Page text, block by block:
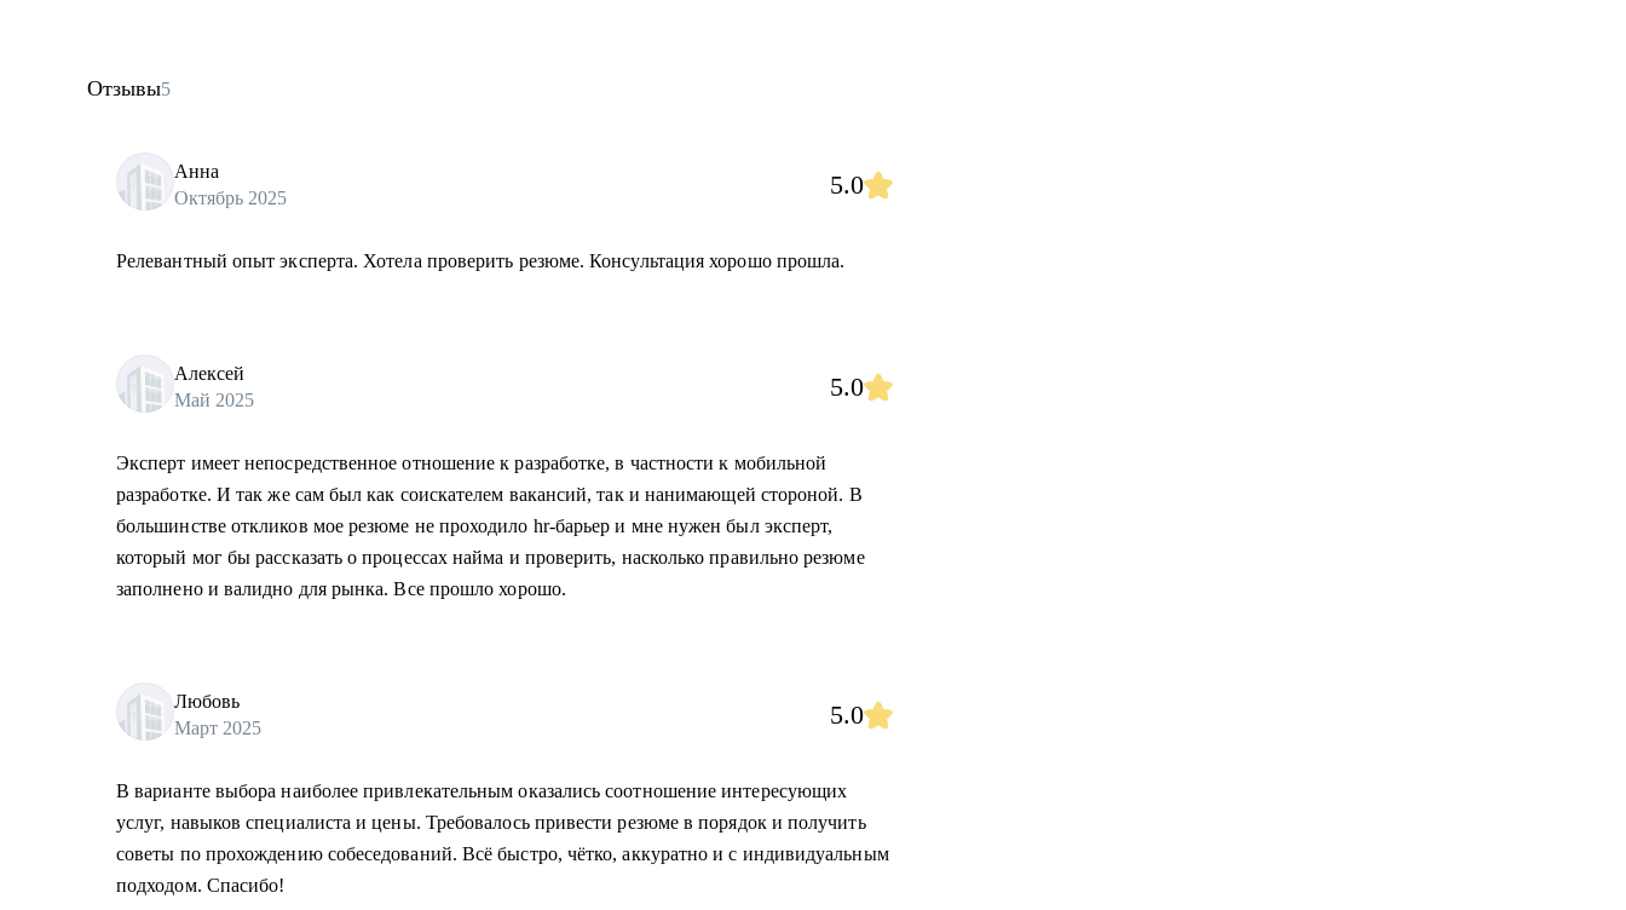
Отзывы5
Анна
Октябрь 2025
5.0
Релевантный опыт эксперта. Хотела проверить резюме. Консультация хорошо прошла.
Алексей
Май 2025
5.0
Эксперт имеет непосредственное отношение к разработке, в частности к мобильной
разработке. И так же сам был как соискателем вакансий, так и нанимающей стороной. В
большинстве откликов мое резюме не проходило hr-барьер и мне нужен был эксперт,
который мог бы рассказать о процессах найма и проверить, насколько правильно резюме
заполнено и валидно для рынка. Все прошло хорошо.
Любовь
Март 2025
5.0
В варианте выбора наиболее привлекательным оказались соотношение интересующих
услуг, навыков специалиста и цены. Требовалось привести резюме в порядок и получить
советы по прохождению собеседований. Всё быстро, чётко, аккуратно и с индивидуальным
подходом. Спасибо!